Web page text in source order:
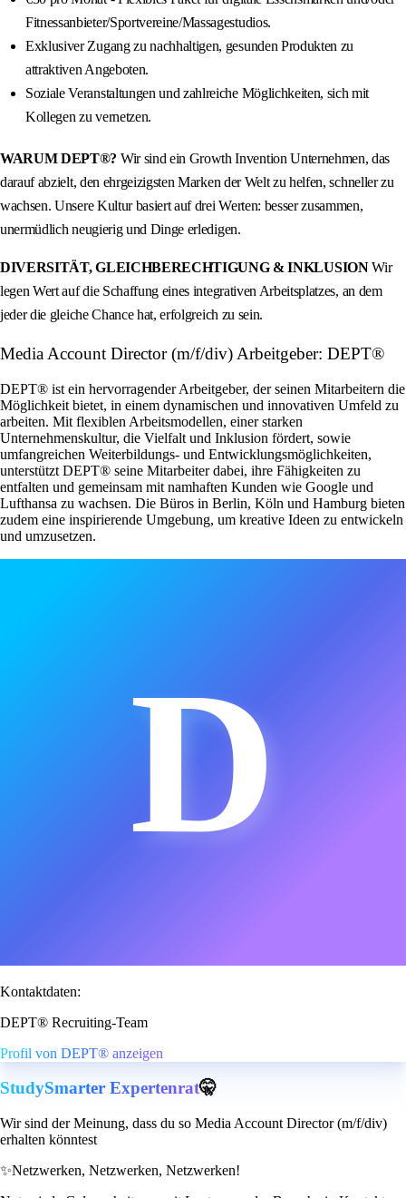
Fitnessanbieter/Sportvereine/Massagestudios.
Exklusiver Zugang zu nachhaltigen, gesunden Produkten zu
attraktiven Angeboten.
Soziale Veranstaltungen und zahlreiche Möglichkeiten, sich mit
Kollegen zu vernetzen.
WARUM DEPT®? Wir sind ein Growth Invention Unternehmen, das
darauf abzielt, den ehrgeizigsten Marken der Welt zu helfen, schneller zu
wachsen. Unsere Kultur basiert auf drei Werten: besser zusammen,
unermüdlich neugierig und Dinge erledigen.
DIVERSITÄT, GLEICHBERECHTIGUNG & INKLUSIONWir
legen Wert auf die Schaffung eines integrativen Arbeitsplatzes, an dem
jeder die gleiche Chance hat, erfolgreich zu sein.
Media Account Director (m/f/div) Arbeitgeber: DEPT®
DEPT® ist ein hervorragender Arbeitgeber, der seinen Mitarbeitern die
Möglichkeit bietet, in einem dynamischen und innovativen Umfeld zu
arbeiten. Mit flexiblen Arbeitsmodellen, einer starken
Unternehmenskultur, die Vielfalt und Inklusion fördert, sowie
umfangreichen Weiterbildungs- und Entwicklungsmöglichkeiten,
unterstützt DEPT® seine Mitarbeiter dabei, ihre Fähigkeiten zu
entfalten und gemeinsam mit namhaften Kunden wie Google und
Lufthansa zu wachsen. Die Büros in Berlin, Köln und Hamburg bieten
zudem eine inspirierende Umgebung, um kreative Ideen zu entwickeln
und umzusetzen.
D
Kontaktdaten:
DEPT® Recruiting-Team
Profil von DEPT® anzeigen
StudySmarter Expertenrat🤫
Wir sind der Meinung, dass du so Media Account Director (m/f/div)
erhalten könntest
✨Netzwerken, Netzwerken, Netzwerken!